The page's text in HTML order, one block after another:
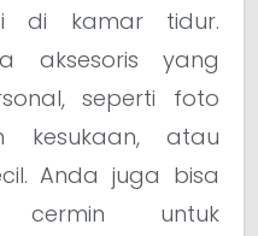
di kamar tidur.
aksesoris yang
seperti foto
kesukaan, atau
Anda juga bisa
cermin untuk